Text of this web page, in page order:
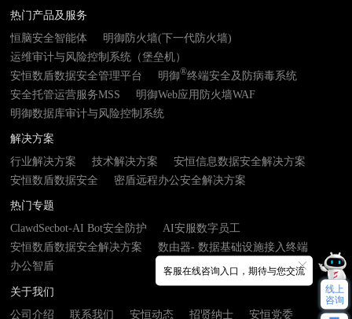
热门产品及服务
恒脑安全智能体
明御防火墙(下一代防火墙)
运维审计与风险控制系统（堡垒机）
安恒数盾数据安全管理平台
明御®终端安全及防病毒系统
安全托管运营服务MSS
明御Web应用防火墙WAF
明御数据库审计与风险控制系统
解决方案
行业解决方案
技术解决方案
安恒信息数据安全解决方案
安恒数盾数据安全
密盾远程办公安全解决方案
热门专题
ClawdSecbot-AI Bot安全防护
AI安服数字员工
安恒数盾数据安全解决方案
数由器- 数据基础设施接入终端
办公智盾
关于我们
公司介绍
联系我们 安恒动态 招贤纳士 安恒党委
客服在线咨询入口，期待与您交流
线上
咨询